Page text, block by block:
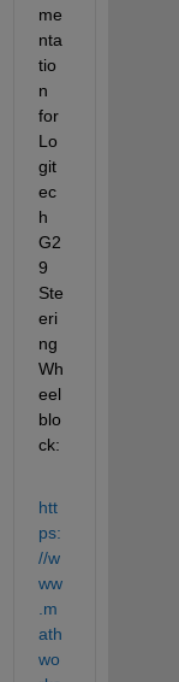
me
nta
tio
n
for
Lo
git
ec
h
G2
9
Ste
eri
ng
Wh
eel
blo
ck:
htt
ps:
//w
ww
.m
ath
wo